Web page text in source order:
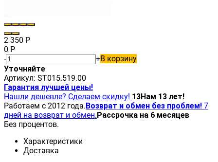
2 350 Р
0 Р
-
+В корзину
Уточняйте
Артикул: ST015.519.00
Гарантия лучшей цены!
Нашли дешевле? Сделаем скидку! 13Нам 13 лет!
Работаем с 2012 года.Возврат и обмен без проблем! 7
дней на возврат и обмен.Рассрочка на 6 месяцев
Без процентов.
Характеристики
Доставка